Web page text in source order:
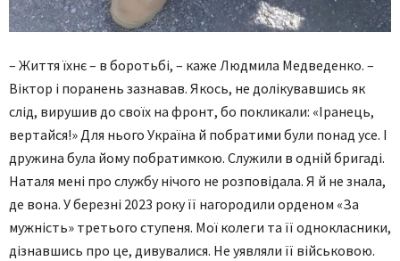
– Життя їхнє – в боротьбі, – каже Людмила Медведенко. –
Віктор і поранень зазнавав. Якось, не долікувавшись як
слід, вирушив до своїх на фронт, бо покликали: «Іранець,
вертайся!» Для нього Україна й побратими були понад усе. І
дружина була йому побратимкою. Служили в одній бригаді.
Наталя мені про службу нічого не розповідала. Я й не знала,
де вона. У березні 2023 року її нагородили орденом «За
мужність» третього ступеня. Мої колеги та її однокласники,
дізнавшись про це, дивувалися. Не уявляли її військовою.